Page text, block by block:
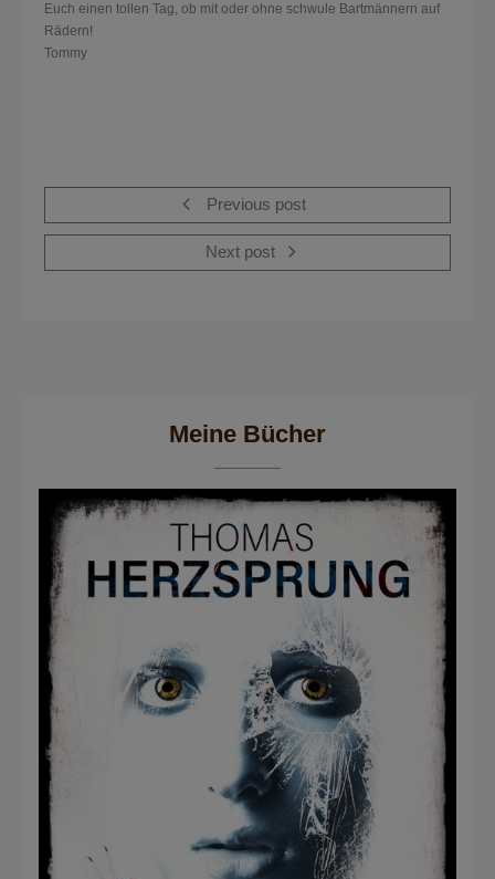
Euch einen tollen Tag, ob mit oder ohne schwule Bartmännern auf
Rädern!
Tommy
Previous post
Next post
Meine Bücher